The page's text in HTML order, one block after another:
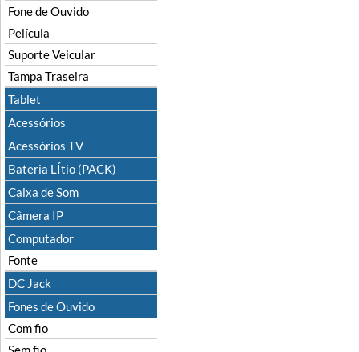
Fone de Ouvido
Película
Suporte Veicular
Tampa Traseira
Tablet
Acessórios
Acessórios TV
Bateria LÍtio (PACK)
Caixa de Som
Câmera IP
Computador
Fonte
DC Jack
Fones de Ouvido
Com fio